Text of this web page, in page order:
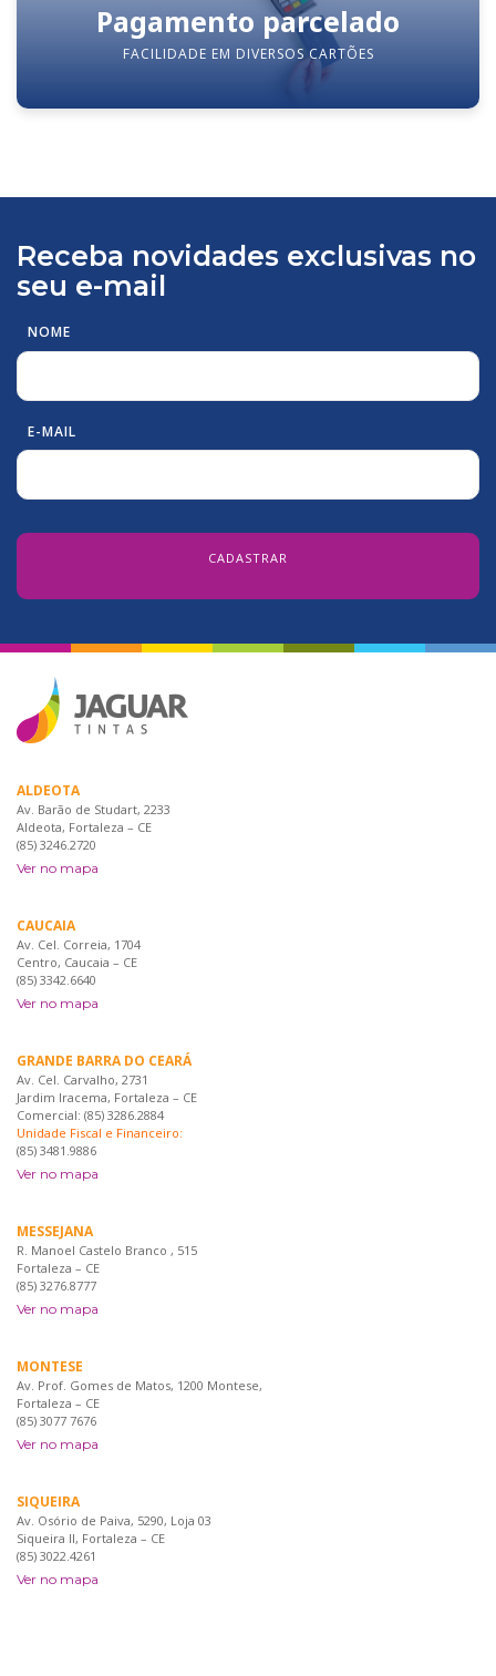
Pagamento parcelado
FACILIDADE EM DIVERSOS CARTÕES
Receba novidades exclusivas no
seu e-mail
NOME
E-MAIL
ALDEOTA
Av. Barão de Studart, 2233
Aldeota, Fortaleza – CE
(85) 3246.2720
Ver no mapa
CAUCAIA
Av. Cel. Correia, 1704
Centro, Caucaia – CE
(85) 3342.6640
Ver no mapa
GRANDE BARRA DO CEARÁ
Av. Cel. Carvalho, 2731
Jardim Iracema, Fortaleza – CE
Comercial: (85) 3286.2884
Unidade Fiscal e Financeiro:
(85) 3481.9886
Ver no mapa
MESSEJANA
R. Manoel Castelo Branco , 515
Fortaleza – CE
(85) 3276.8777
Ver no mapa
MONTESE
Av. Prof. Gomes de Matos, 1200 Montese,
Fortaleza – CE
(85) 3077 7676
Ver no mapa
SIQUEIRA
Av. Osório de Paiva, 5290, Loja 03
Siqueira II, Fortaleza – CE
(85) 3022.4261
Ver no mapa